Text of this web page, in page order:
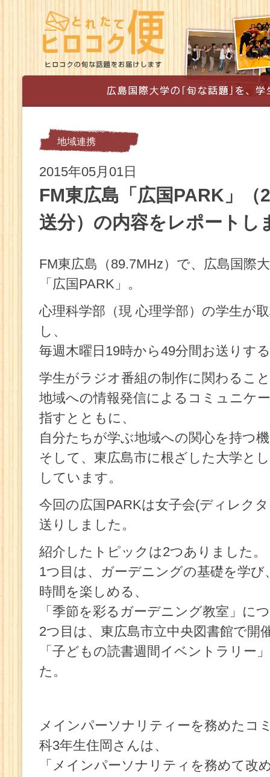
地域連携
2015年05月01日
FM東広島「広国PARK」（
送分）の内容をレポートし
FM東広島（89.7MHz）で、広島国際
「広国PARK」。
心理科学部（現 心理学部）の学生が
し、
毎週木曜日19時から49分間お送りす
学生がラジオ番組の制作に関わるこ
地域への情報発信によるコミュニケ
指すとともに、
自分たちが学ぶ地域への関心を持つ
そして、東広島市に根ざした大学と
しています。
今回の広国PARKは女子会(ディレク
送りしました。
紹介したトピックは2つありました。
1つ目は、ガーデニングの基礎を学
時間を楽しめる、
「季節を彩るガーデニング教室」に
2つ目は、東広島市立中央図書館で開
「子どもの読書週間イベントラリー
た。
メインパーソナリティーを務めたコ
科3年生住岡さんは、
「メインパーソナリティを務めて改